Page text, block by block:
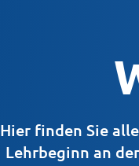
Hier finden Sie
Lehrbeginn an